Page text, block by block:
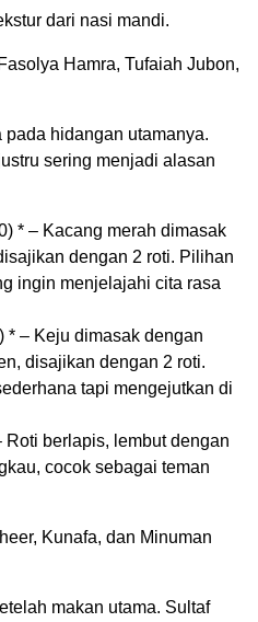
dari nasi mandi.
Hamra, Tufaiah Jubon,
hidangan utamanya.
sering menjadi alasan
* – Kacang merah dimasak
dengan 2 roti. Pilihan
ingin menjelajahi cita rasa
* – Keju dimasak dengan
disajikan dengan 2 roti.
tapi mengejutkan di
Roti berlapis, lembut dengan
cocok sebagai teman
Kunafa, dan Minuman
makan utama. Sultaf